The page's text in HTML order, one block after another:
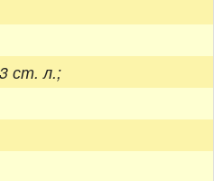
ст. л.;